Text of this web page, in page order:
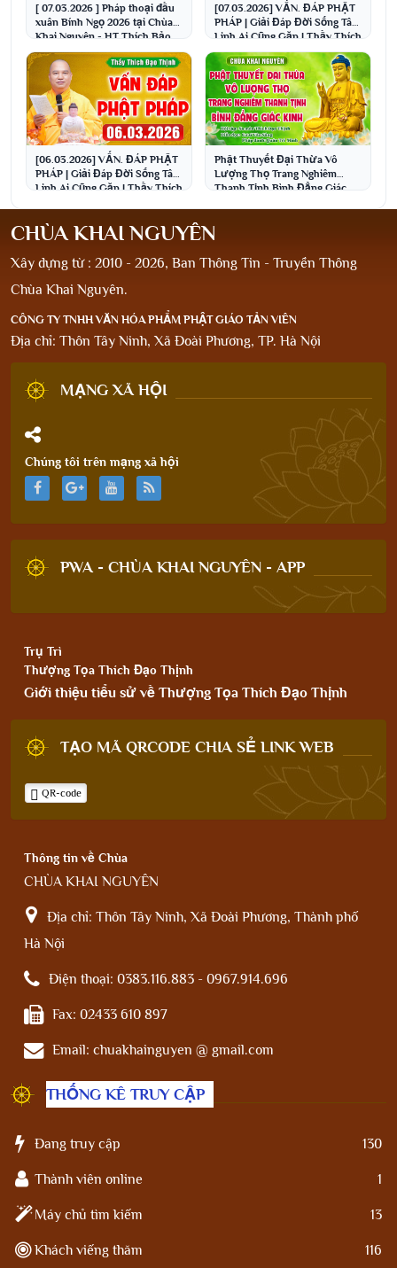
[ 07.03.2026 ] Pháp thoại đầu
xuân Bính Ngọ 2026 tại Chùa
Khai Nguyên - HT Thích Bảo
Nghiêm
[07.03.2026] VẤN. ĐÁP PHẬT
PHÁP | Giải Đáp Đời Sống Tâm
Linh Ai Cũng Gặp | Thầy Thích
Đạo Thịnh
[06.03.2026] VẤN. ĐÁP PHẬT
PHÁP | Giải Đáp Đời Sống Tâm
Linh Ai Cũng Gặp | Thầy Thích
Phật Thuyết Đại Thừa Vô
Lượng Thọ Trang Nghiêm
Thanh Tịnh Bình Đẳng Giác
CHÙA KHAI NGUYÊN
Xây dựng từ : 2010 - 2026, Ban Thông Tin - Truyền Thông
Chùa Khai Nguyên.
CÔNG TY TNHH VĂN HÓA PHẨM PHẬT GIÁO TẢN VIÊN
Địa chỉ: Thôn Tây Ninh, Xã Đoài Phương, TP. Hà Nội
MẠNG XÃ HỘI
Chúng tôi trên mạng xã hội
PWA - CHÙA KHAI NGUYÊN - APP
Trụ Trì
Thượng Tọa Thích Đạo Thịnh
Giới thiệu tiểu sử về Thượng Tọa Thích Đạo Thịnh
TẠO MÃ QRCODE CHIA SẺ LINK WEB
QR-code
Thông tin về Chùa
CHÙA KHAI NGUYÊN
Địa chỉ: Thôn Tây Ninh, Xã Đoài Phương, Thành phố
Hà Nội
Điện thoại: 0383.116.883 - 0967.914.696
Fax: 02433 610 897
Email: chuakhainguyen @ gmail.com
THỐNG KÊ TRUY CẬP
Đang truy cập 130
Thành viên online 1
Máy chủ tìm kiếm 13
Khách viếng thăm 116